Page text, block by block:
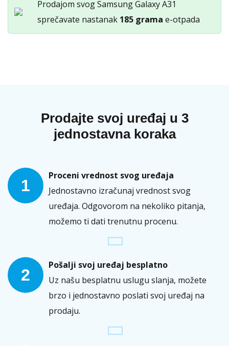
Prodajom svog Samsung Galaxy A31
sprečavate nastanak 185 grama e-otpada
Prodajte svoj uređaj u 3
jednostavna koraka
1
Proceni vrednost svog uređaja
Jednostavno izračunaj vrednost svog
uređaja. Odgovorom na nekoliko pitanja,
možemo ti dati trenutnu procenu.
2
Pošalji svoj uređaj besplatno
Uz našu besplatnu uslugu slanja, možete
brzo i jednostavno poslati svoj uređaj na
prodaju.